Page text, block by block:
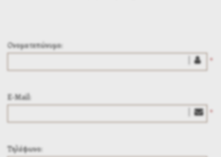
Ονοματεπώνυμο:
*
E-Mail:
*
Τηλέφωνο: